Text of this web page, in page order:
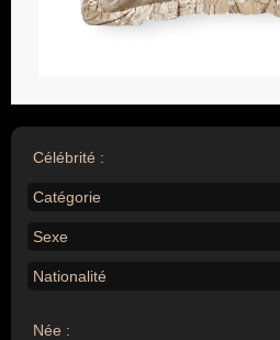
Célébrité :
Catégorie
Sexe
Nationalité
Née :